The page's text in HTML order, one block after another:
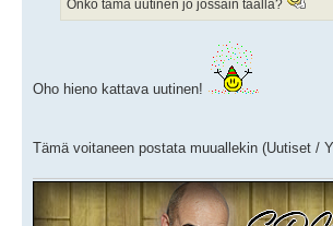
Onko tämä uutinen jo jossain täällä?
Oho hieno kattava uutinen!
Tämä voitaneen postata muuallekin (Uutiset /